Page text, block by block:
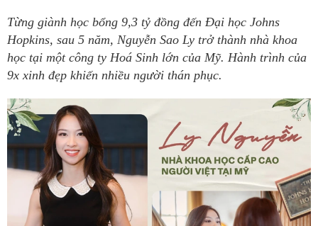
Từng giành học bổng 9,3 tỷ đồng đến Đại học Johns
Hopkins, sau 5 năm, Nguyễn Sao Ly trở thành nhà khoa
học tại một công ty Hoá Sinh lớn của Mỹ. Hành trình của
9x xinh đẹp khiến nhiều người thán phục.